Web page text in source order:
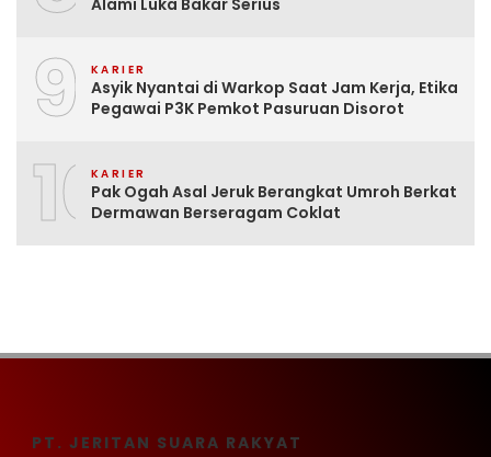
Alami Luka Bakar Serius
9 KARIER
Asyik Nyantai di Warkop Saat Jam Kerja, Etika
Pegawai P3K Pemkot Pasuruan Disorot
10KARIER
Pak Ogah Asal Jeruk Berangkat Umroh Berkat
Dermawan Berseragam Coklat
PT. JERITAN SUARA RAKYAT